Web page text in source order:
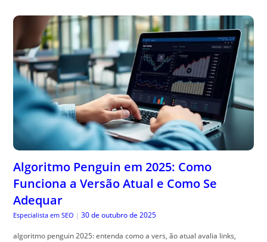
Algoritmo Penguin em 2025: Como
Funciona a Versão Atual e Como Se
Adequar
Especialista em SEO | 30 de outubro de 2025
algoritmo penguin 2025: entenda como a vers, ão atual avalia links,